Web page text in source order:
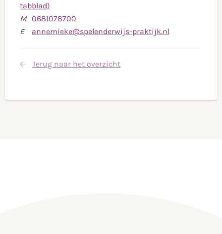
tabblad)
M 0681078700
naar
0681078700
E annemieke@spelenderwijs-praktijk.nl
Terug naar het overzicht